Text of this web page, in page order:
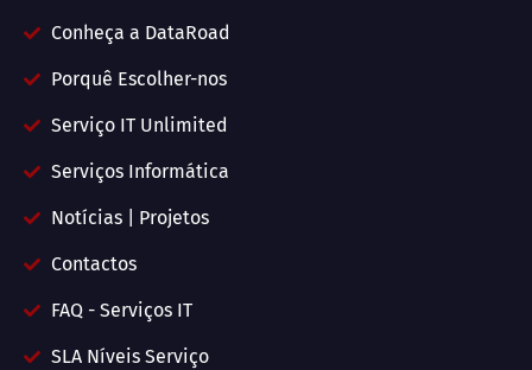
Conheça a DataRoad
Porquê Escolher-nos
Serviço IT Unlimited
Serviços Informática
Notícias | Projetos
Contactos
FAQ - Serviços IT
SLA Níveis Serviço